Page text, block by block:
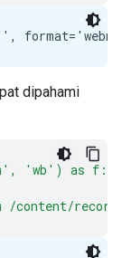
dipahami
'wb') as f:
/content/